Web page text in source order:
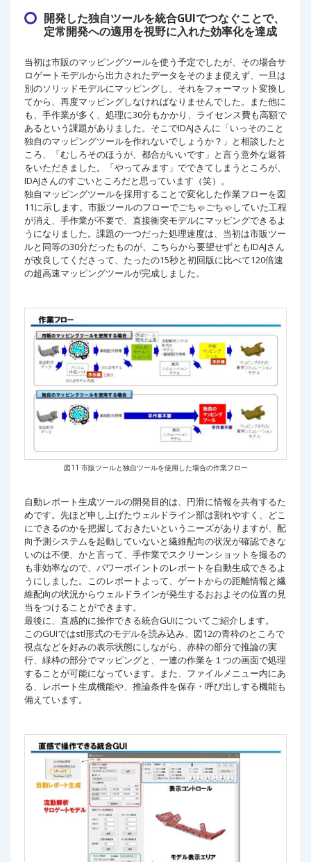
開発した独自ツールを統合GUIでつなぐことで、
定常開発への適用を視野に入れた効率化を達成
当初は市販のマッピングツールを使う予定でしたが、その場合サ
ロゲートモデルから出力されたデータをそのまま使えず、一旦は
別のソリッドモデルにマッピングし、それをフォーマット変換し
てから、再度マッピングしなければなりませんでした。また他に
も、手作業が多く、処理に30分もかかり、ライセンス費も高額で
あるという課題がありました。そこでIDAJさんに「いっそのこと
独自のマッピングツールを作れないでしょうか？」と相談したと
ころ、「むしろそのほうが、都合がいいです」と言う意外な返答
をいただきました。「やってみます」でできてしまうところが、
IDAJさんのすごいところだと思っています（笑）。
独自マッピングツールを採用することで変化した作業フローを図
11に示します。市販ツールのフローでごちゃごちゃしていた工程
が消え、手作業が不要で、直接衝突モデルにマッピングできるよ
うになりました。課題の一つだった処理速度は、当初は市販ツー
ルと同等の30分だったものが、こちらから要望せずともIDAJさん
が改良してくださって、たったの15秒と初回版に比べて120倍速
の超高速マッピングツールが完成しました。
図11 市販ツールと独自ツールを使用した場合の作業フロー
自動レポート生成ツールの開発目的は、円滑に情報を共有するた
めです。先ほど申し上げたウェルドライン部は割れやすく、どこ
にできるのかを把握しておきたいというニーズがありますが、配
向予測システムを起動していないと繊維配向の状況が確認できな
いのは不便、かと言って、手作業でスクリーンショットを撮るの
も非効率なので、パワーポイントのレポートを自動生成できるよ
うにしました。このレポートよって、ゲートからの距離情報と繊
維配向の状況からウェルドラインが発生するおおよその位置の見
当をつけることができます。
最後に、直感的に操作できる統合GUIについてご紹介します。
このGUIではstl形式のモデルを読み込み、図12の青枠のところで
視点などを好みの表示状態にしながら、赤枠の部分で推論の実
行、緑枠の部分でマッピングと、一連の作業を１つの画面で処理
することが可能になっています。また、ファイルメニュー内にあ
る、レポート生成機能や、推論条件を保存・呼び出しする機能も
備えています。